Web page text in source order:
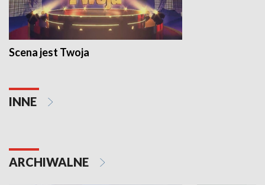
Scena jest Twoja
INNE
ARCHIWALNE